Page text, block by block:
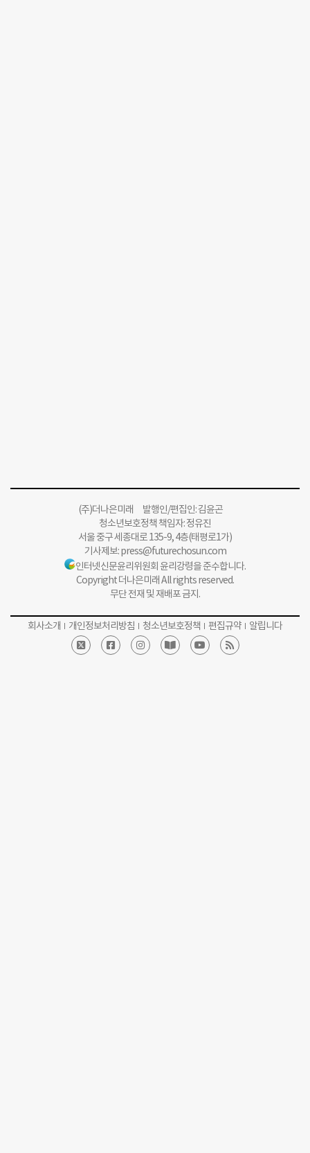
(주)더나은미래 발행인/편집인: 김윤곤
청소년보호정책 책임자: 정유진
서울 중구 세종대로 135-9, 4층(태평로1가)
기사제보:press@futurechosun.com
인터넷신문윤리위원회 윤리강령을 준수합니다.
Copyright 더나은미래 All rights reserved.
무단 전재 및 재배포 금지.
회사소개 개인정보처리방침 청소년보호정책 편집규약 알립니다